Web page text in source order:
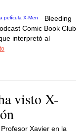
Bleeding
Comic Book Club
interpretó al
visto X-
Xavier en la